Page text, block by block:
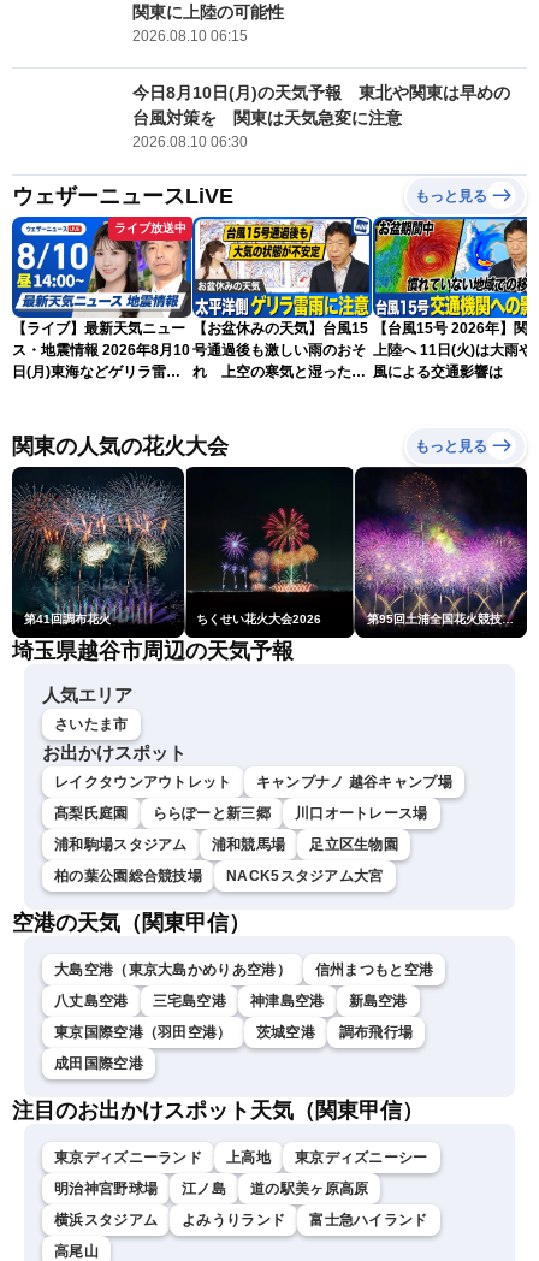
関東に上陸の可能性
2026.08.10 06:15
今日8月10日(月)の天気予報 東北や関東は早めの
台風対策を 関東は天気急変に注意
2026.08.10 06:30
ウェザーニュースLiVE もっと見る
ライブ放送中
【ライブ】最新天気ニュー
ス・地震情報 2026年8月10
日(月)東海などゲリラ雷雨
ースLiVEアフタヌーン・戸
北美月／宇野沢達也〉
【お盆休みの天気】台風15
号通過後も激しい雨のおそ
れ 上空の寒気と湿った空
【台風15号 2026年】関
上陸へ 11日(火)は大雨や
風による交通影響は
関東の人気の花火大会 もっと見る
第41回調布花火 ちくせい花火大会2026 第95回土浦全国花火競技大会
埼玉県越谷市周辺の天気予報
人気エリア
さいたま市
お出かけスポット
レイクタウンアウトレット
キャンプナノ 越谷キャンプ場
髙梨氏庭園
ららぽーと新三郷
川口オートレース場
浦和駒場スタジアム
浦和競馬場
足立区生物園
柏の葉公園総合競技場
NACK5スタジアム大宮
空港の天気（関東甲信）
大島空港（東京大島かめりあ空港）
信州まつもと空港
八丈島空港
三宅島空港 神津島空港
新島空港
東京国際空港（羽田空港）
茨城空港
調布飛行場
成田国際空港
注目のお出かけスポット天気（関東甲信）
東京ディズニーランド 上高地
東京ディズニーシー
明治神宮野球場
江ノ島
道の駅美ヶ原高原
横浜スタジアム
よみうりランド
富士急ハイランド
高尾山